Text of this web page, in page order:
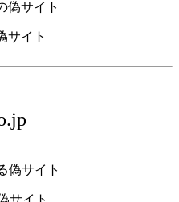
サイト
偽サイト